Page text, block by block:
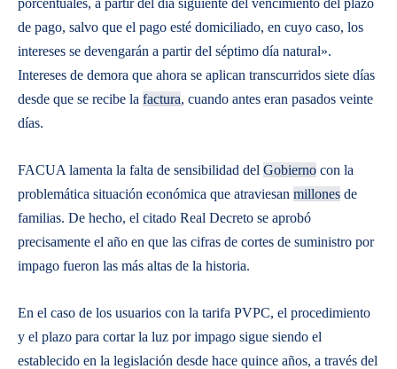
porcentuales, a partir del día siguiente del vencimiento del plazo
de pago, salvo que el pago esté domiciliado, en cuyo caso, los
intereses se devengarán a partir del séptimo día natural».
Intereses de demora que ahora se aplican transcurridos siete días
desde que se recibe la factura, cuando antes eran pasados veinte
días.
FACUA lamenta la falta de sensibilidad del Gobierno con la
problemática situación económica que atraviesan millones de
familias. De hecho, el citado Real Decreto se aprobó
precisamente el año en que las cifras de cortes de suministro por
impago fueron las más altas de la historia.
En el caso de los usuarios con la tarifa PVPC, el procedimiento
y el plazo para cortar la luz por impago sigue siendo el
establecido en la legislación desde hace quince años, a través del